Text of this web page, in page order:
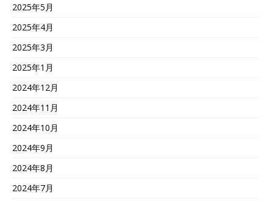
2025年5月
2025年4月
2025年3月
2025年1月
2024年12月
2024年11月
2024年10月
2024年9月
2024年8月
2024年7月